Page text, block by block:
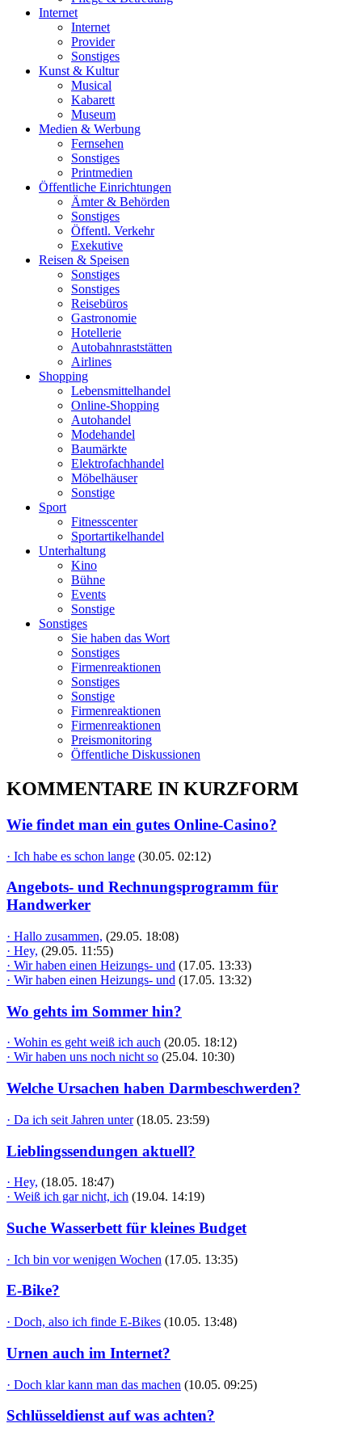
Internet
Internet
Provider
Sonstiges
Kunst & Kultur
Musical
Kabarett
Museum
Medien & Werbung
Fernsehen
Sonstiges
Printmedien
Öffentliche Einrichtungen
Ämter & Behörden
Sonstiges
Öffentl. Verkehr
Exekutive
Reisen & Speisen
Sonstiges
Sonstiges
Reisebüros
Gastronomie
Hotellerie
Autobahnraststätten
Airlines
Shopping
Lebensmittelhandel
Online-Shopping
Autohandel
Modehandel
Baumärkte
Elektrofachhandel
Möbelhäuser
Sonstige
Sport
Fitnesscenter
Sportartikelhandel
Unterhaltung
Kino
Bühne
Events
Sonstige
Sonstiges
Sie haben das Wort
Sonstiges
Firmenreaktionen
Sonstiges
Sonstige
Firmenreaktionen
Firmenreaktionen
Preismonitoring
Öffentliche Diskussionen
KOMMENTARE IN KURZFORM
Wie findet man ein gutes Online-Casino?
· Ich habe es schon lange (30.05. 02:12)
Angebots- und Rechnungsprogramm für
Handwerker
· Hallo zusammen, (29.05. 18:08)
· Hey, (29.05. 11:55)
· Wir haben einen Heizungs- und (17.05. 13:33)
· Wir haben einen Heizungs- und (17.05. 13:32)
Wo gehts im Sommer hin?
· Wohin es geht weiß ich auch (20.05. 18:12)
· Wir haben uns noch nicht so (25.04. 10:30)
Welche Ursachen haben Darmbeschwerden?
· Da ich seit Jahren unter (18.05. 23:59)
Lieblingssendungen aktuell?
· Hey, (18.05. 18:47)
· Weiß ich gar nicht, ich (19.04. 14:19)
Suche Wasserbett für kleines Budget
· Ich bin vor wenigen Wochen (17.05. 13:35)
E-Bike?
· Doch, also ich finde E-Bikes (10.05. 13:48)
Urnen auch im Internet?
· Doch klar kann man das machen (10.05. 09:25)
Schlüsseldienst auf was achten?